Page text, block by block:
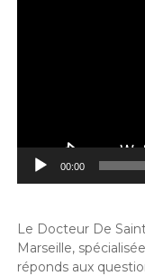
00:00
Le Docteur De
Marseille,
réponds aux